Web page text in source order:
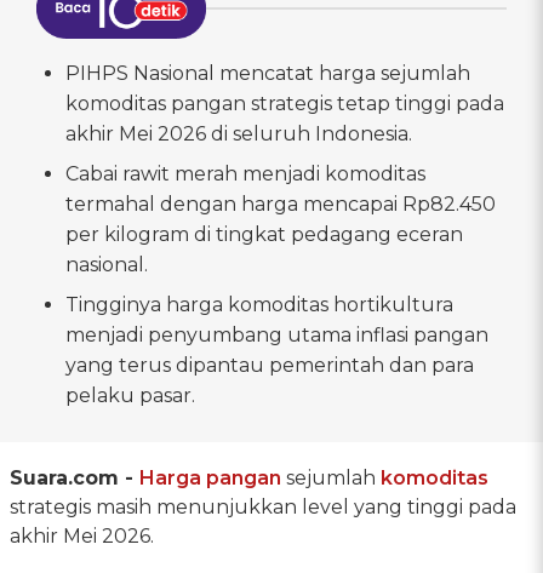
PIHPS Nasional mencatat harga sejumlah
komoditas pangan strategis tetap tinggi pada
akhir Mei 2026 di seluruh Indonesia.
Cabai rawit merah menjadi komoditas
termahal dengan harga mencapai Rp82.450
per kilogram di tingkat pedagang eceran
nasional.
Tingginya harga komoditas hortikultura
menjadi penyumbang utama inflasi pangan
yang terus dipantau pemerintah dan para
pelaku pasar.
Suara.com - Harga pangan sejumlah komoditas
strategis masih menunjukkan level yang tinggi pada
akhir Mei 2026.